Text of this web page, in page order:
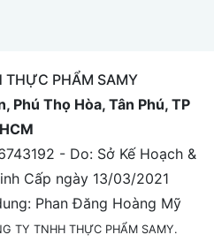
THỰC PHẨM SAMY
Phú Thọ Hòa, Tân Phú, TP
HCM
- Do: Sở Kế Hoạch &
Cấp ngày 13/03/2021
Phan Đăng Hoàng Mỹ
TY TNHH THỰC PHẨM SAMY.